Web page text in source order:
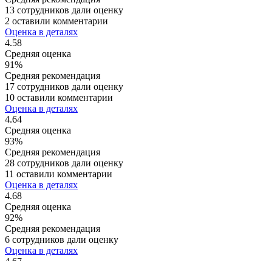
13 сотрудников дали оценку
2 оставили комментарии
Оценка в деталях
4.58
Средняя оценка
91%
Средняя рекомендация
17 сотрудников дали оценку
10 оставили комментарии
Оценка в деталях
4.64
Средняя оценка
93%
Средняя рекомендация
28 сотрудников дали оценку
11 оставили комментарии
Оценка в деталях
4.68
Средняя оценка
92%
Средняя рекомендация
6 сотрудников дали оценку
Оценка в деталях